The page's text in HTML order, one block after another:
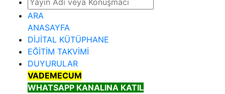
ARA
ANASAYFA
DİJİTAL KÜTÜPHANE
EĞİTİM TAKVİMİ
DUYURULAR
VADEMECUM
WHATSAPP KANALINA KATIL